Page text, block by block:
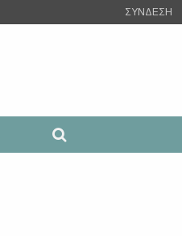
ΣΥΝΔΕΣΗ